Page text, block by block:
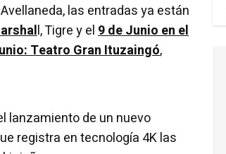
las entradas ya están
l, Tigre y el9 de Junio en el
Teatro Gran Ituzaingó,
lanzamiento de un nuevo
registra en tecnología 4K las